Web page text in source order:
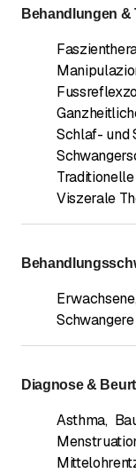
Behandlungen &
Schlaf- und
Viszerale
Erwachsene
Diagnose &
Asthma,